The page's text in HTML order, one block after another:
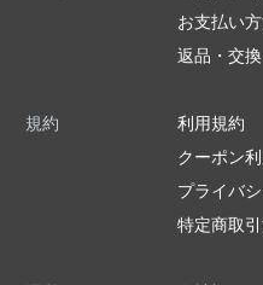
お支払い
返品・交
規約 利用規約
クーポン
プライバ
特定商取